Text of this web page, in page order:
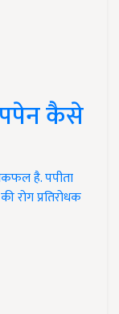
कैसे
है. पपीता
रोग प्रतिरोधक